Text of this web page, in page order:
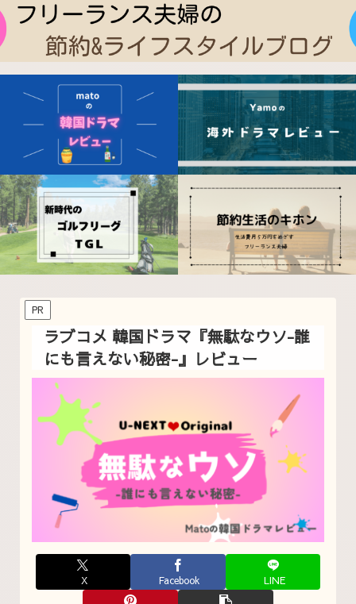
PR
ラブコメ 韓国ドラマ『無駄なウソ-誰
にも言えない秘密-』レビュー
X Facebook LINE